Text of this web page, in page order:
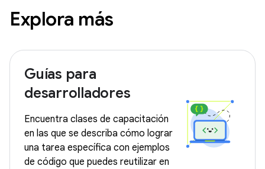
Explora más
Guías para
desarrolladores
Encuentra clases de capacitación
en las que se describa cómo lograr
una tarea específica con ejemplos
de código que puedes reutilizar en